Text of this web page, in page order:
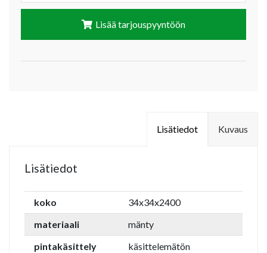
Lisää tarjouspyyntöön
Kuvaus
Lisätiedot
Lisätiedot
koko
34x34x2400
materiaali
mänty
pintakäsittely
käsittelemätön